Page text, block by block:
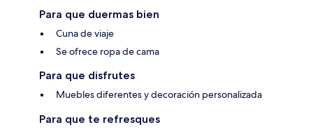
Para que duermas bien
Cuna de viaje
Se ofrece ropa de cama
Para que disfrutes
Muebles diferentes y decoración personalizada
Para que te refresques